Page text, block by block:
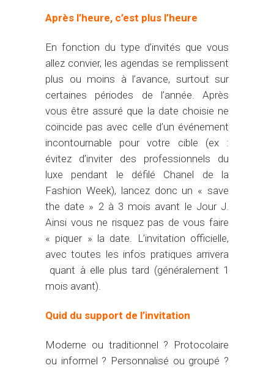
Après l’heure, c’est plus l’heure
En fonction du type d’invités que vous
allez convier, les agendas se remplissent
plus ou moins à l’avance, surtout sur
certaines périodes de l’année. Après
vous être assuré que la date choisie ne
coïncide pas avec celle d’un événement
incontournable pour votre cible (ex :
évitez d’inviter des professionnels du
luxe pendant le défilé Chanel de la
Fashion Week), lancez donc un « save
the date » 2 à 3 mois avant le Jour J.
Ainsi vous ne risquez pas de vous faire
« piquer » la date. L’invitation officielle,
avec toutes les infos pratiques arrivera
quant à elle plus tard (généralement 1
mois avant).
Quid du support de l’invitation
Moderne ou traditionnel ? Protocolaire
ou informel ? Personnalisé ou groupé ?